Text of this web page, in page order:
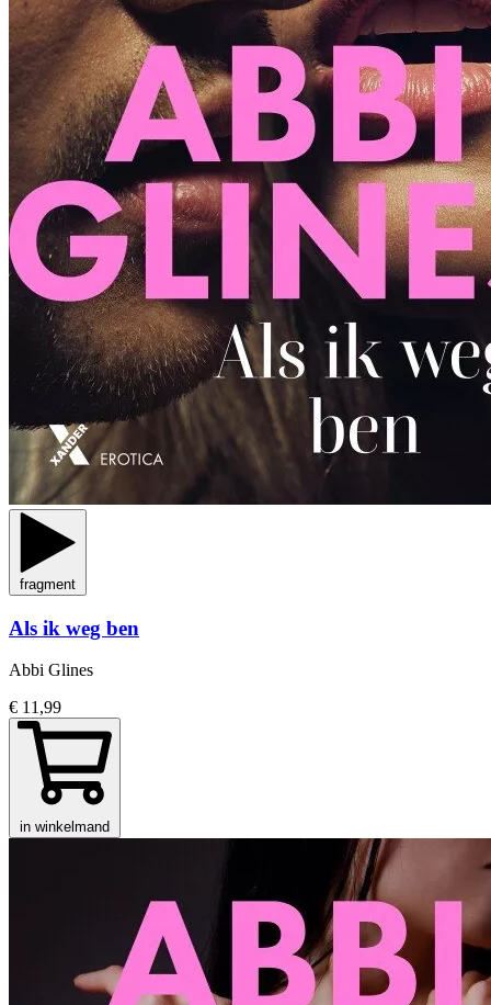
fragment
Als ik weg ben
Abbi Glines
€ 11,99
in winkelmand